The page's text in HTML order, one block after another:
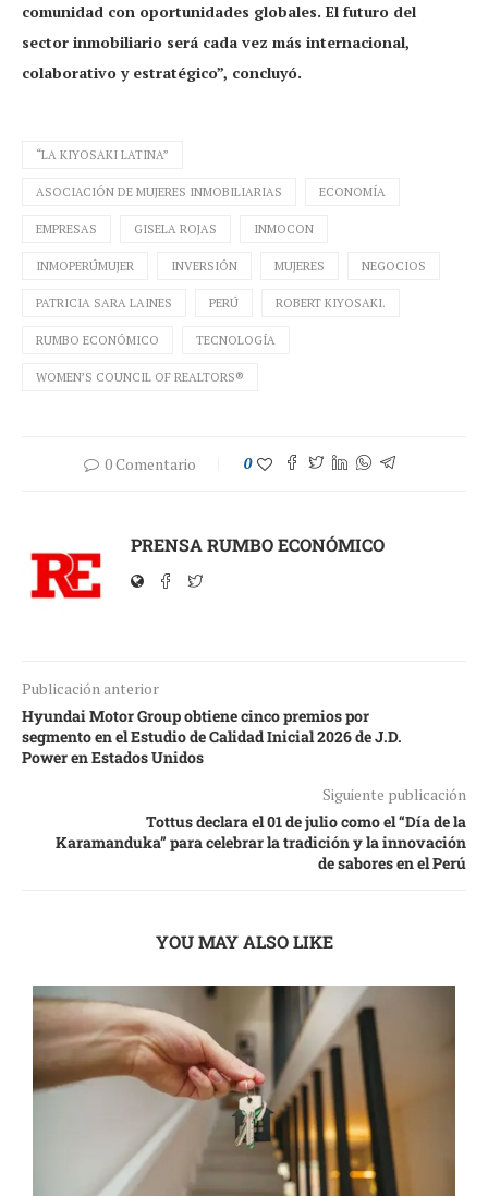
comunidad con oportunidades globales. El futuro del
sector inmobiliario será cada vez más internacional,
colaborativo y estratégico”, concluyó.
“LA KIYOSAKI LATINA”
ASOCIACIÓN DE MUJERES INMOBILIARIAS ECONOMÍA
EMPRESAS GISELA ROJAS INMOCON
INMOPERÚMUJER INVERSIÓN MUJERES NEGOCIOS
PATRICIA SARA LAINES PERÚ ROBERT KIYOSAKI.
RUMBO ECONÓMICO TECNOLOGÍA
WOMEN’S COUNCIL OF REALTORS®️
0 Comentario 0
PRENSA RUMBO ECONÓMICO
Publicación anterior
Hyundai Motor Group obtiene cinco premios por
segmento en el Estudio de Calidad Inicial 2026 de J.D.
Power en Estados Unidos
Siguiente publicación
Tottus declara el 01 de julio como el “Día de la
Karamanduka” para celebrar la tradición y la innovación
de sabores en el Perú
YOU MAY ALSO LIKE